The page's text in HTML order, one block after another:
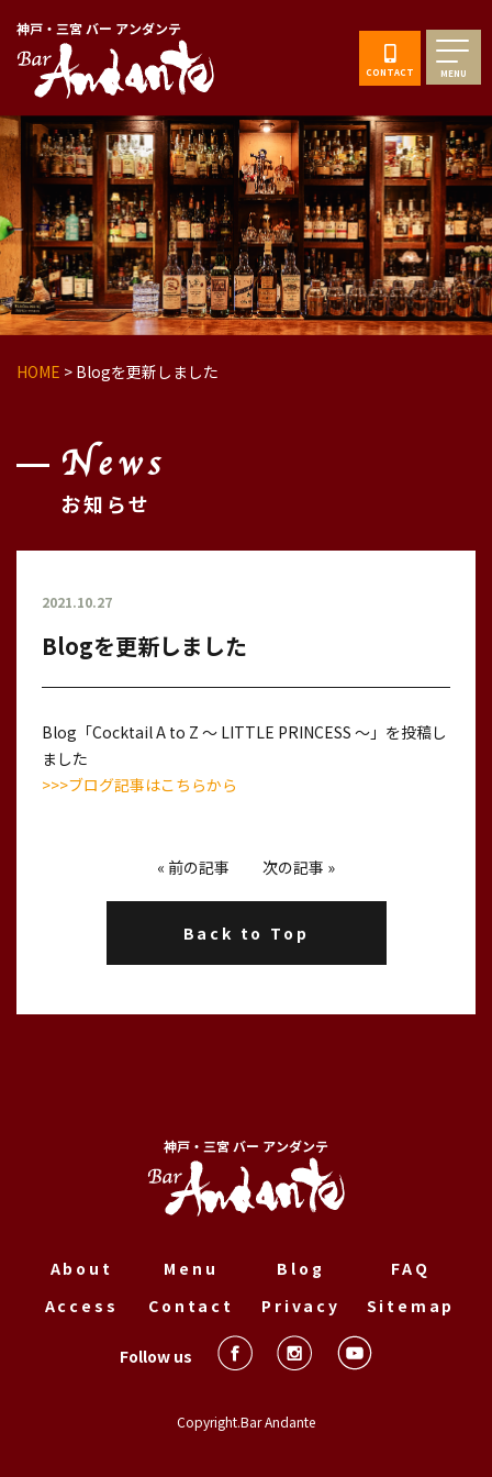
神戸・三宮 バー アンダンテ
CONTACT MENU
HOME > Blogを更新しました
News
お知らせ
2021.10.27
Blogを更新しました
Blog「Cocktail A to Z 〜 LITTLE PRINCESS 〜」を投稿し
ました
>>>ブログ記事はこちらから
« 前の記事 次の記事 »
Back to Top
神戸・三宮 バー アンダンテ
About Menu Blog
FAQ
Access
Contact Privacy Sitemap
Follow us
Copyright.Bar Andante